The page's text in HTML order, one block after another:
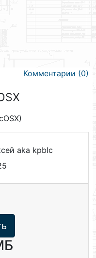
Комментарии (0)
aka kpblc